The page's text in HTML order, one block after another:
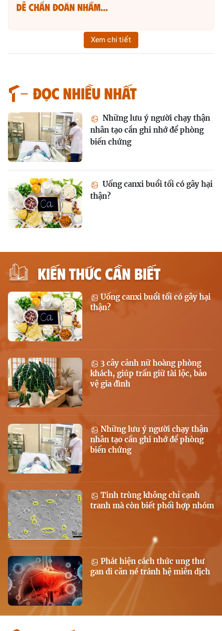
dễ chẩn đoán nhầm...
Xem chi tiết
Đọc nhiều nhất
Những lưu ý người chạy thận
nhân tạo cần ghi nhớ để phòng
biến chứng
Uống canxi buổi tối có gây hại
thận?
KIẾN THỨC CẦN BIẾT
Uống canxi buổi tối có gây hại
thận?
3 cây cảnh nữ hoàng phòng
khách, giúp trấn giữ tài lộc, bảo
vệ gia đình
Những lưu ý người chạy thận
nhân tạo cần ghi nhớ để phòng
biến chứng
Tinh trùng không chỉ cạnh
tranh mà còn biết phối hợp nhóm
Phát hiện cách thức ung thư
gan di căn né tránh hệ miễn dịch